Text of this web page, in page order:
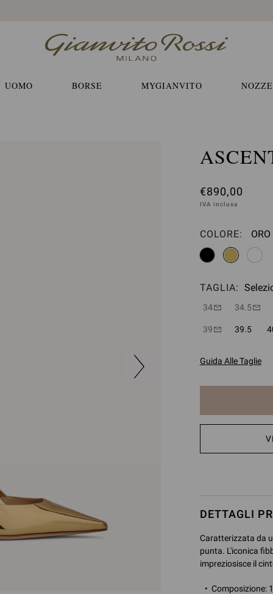
UOMO BORSE MYGIANVITO NOZZE
€890,00
IVA inclusa
COLORE:
TAGLIA:
34 34.5
39 39.5
Guida Alle Taglie
DETTAGLI
Caratterizzata da
punta. L'iconica
impreziosisce il
Composizione: